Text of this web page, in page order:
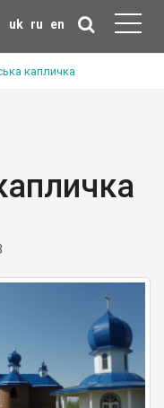
uk ru en
капличка